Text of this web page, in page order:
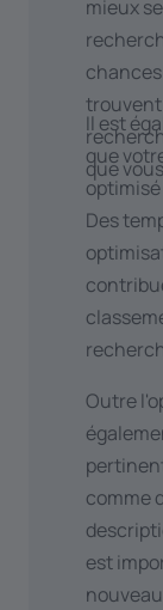
mieux
trouvent
que
Il est
que
Des
Outre
comme
est
ou
à